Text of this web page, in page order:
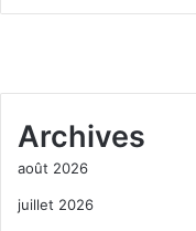
Archives
août 2026
juillet 2026